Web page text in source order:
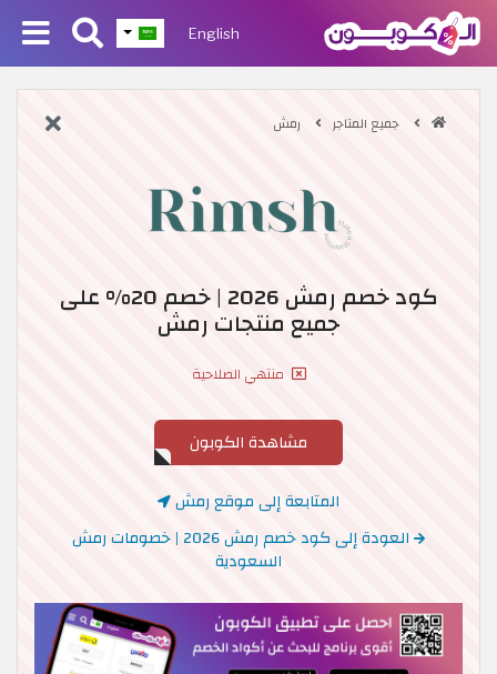
English
جميع المتاجر رمش
كود خصم رمش 2026 | خصم 20% على
جميع منتجات رمش
منتهي الصلاحية
مشاهدة الكوبون
المتابعة إلى موقع رمش
العودة إلى كود خصم رمش 2026 | خصومات رمش
السعودية